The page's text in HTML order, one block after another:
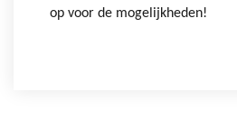
op voor de mogelijkheden!